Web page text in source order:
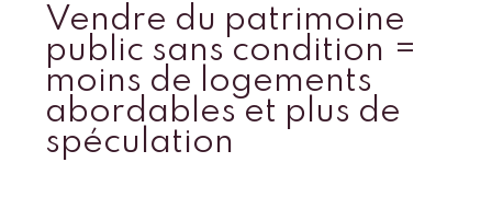
Vendre du patrimoine
public sans condition =
moins de logements
abordables et plus de
spéculation